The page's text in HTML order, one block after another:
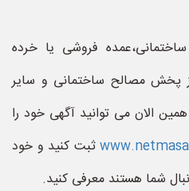
فروشی یا خرده
پخش مصالح ساختمانی و سایر
الان می توانید آگهی خود را
ثبت کنید و خود
شما هستند معرفی کنید.